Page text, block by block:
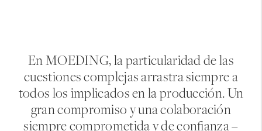
En MOEDING, la particularidad de las
cuestiones complejas arrastra siempre a
todos los implicados en la producción. Un
gran compromiso y una colaboración
siempre comprometida y de confianza –